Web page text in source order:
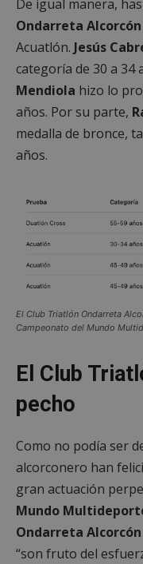
De igual manera,
Ondarreta Alcorcón
Acuatlón. Jesús
categoría de 30 a 34
Mendiola hizo lo
años. Por su parte,
medalla de bronce,
años.
El Club Triatlón Ondarreta
Campeonato del Mundo
El Club
pecho
Como no podía ser
alcorconero han
gran actuación
Mundo
Ondarreta Alcorcón
“son fruto del